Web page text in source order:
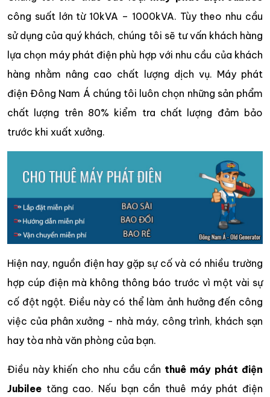
công suất lớn từ 10kVA – 1000kVA. Tùy theo nhu cầu
sử dụng của quý khách, chúng tôi sẽ tư vấn khách hàng
lựa chọn máy phát điện phù hợp với nhu cầu của khách
hàng nhằm nâng cao chất lượng dịch vụ. Máy phát
điện Đông Nam Á chúng tôi luôn chọn những sản phẩm
chất lượng trên 80% kiểm tra chất lượng đảm bảo
trước khi xuất xưởng.
Hiện nay, nguồn điện hay gặp sự cố và có nhiều trường
hợp cúp điện mà không thông báo trước vì một vài sự
cố đột ngột. Điều này có thể làm ảnh hưởng đến công
việc của phân xưởng - nhà máy, công trình, khách sạn
hay tòa nhà văn phòng của bạn.
Điều này khiến cho nhu cầu cần thuê máy phát điện
Jubilee tăng cao. Nếu bạn cần thuê máy phát điện